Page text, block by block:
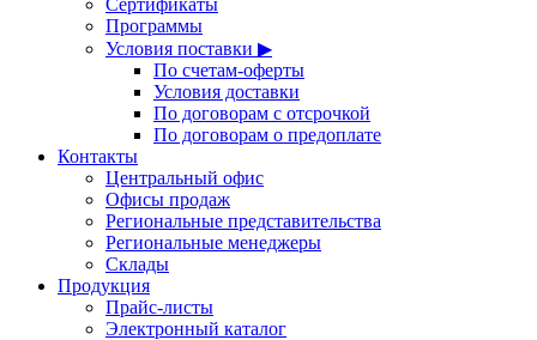
Программы
Условия поставки ▶
По счетам-оферты
Условия доставки
По договорам с отсрочкой
По договорам о предоплате
Контакты
Центральный офис
Офисы продаж
Региональные представительства
Региональные менеджеры
Склады
Продукция
Прайс-листы
Электронный каталог